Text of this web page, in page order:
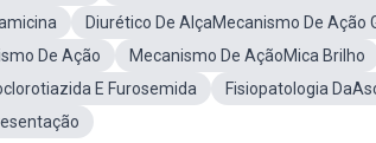
Diurético De AlçaMecanismo De Ação
De Ação Mecanismo De AçãoMica Brilho
E Furosemida Fisiopatologia